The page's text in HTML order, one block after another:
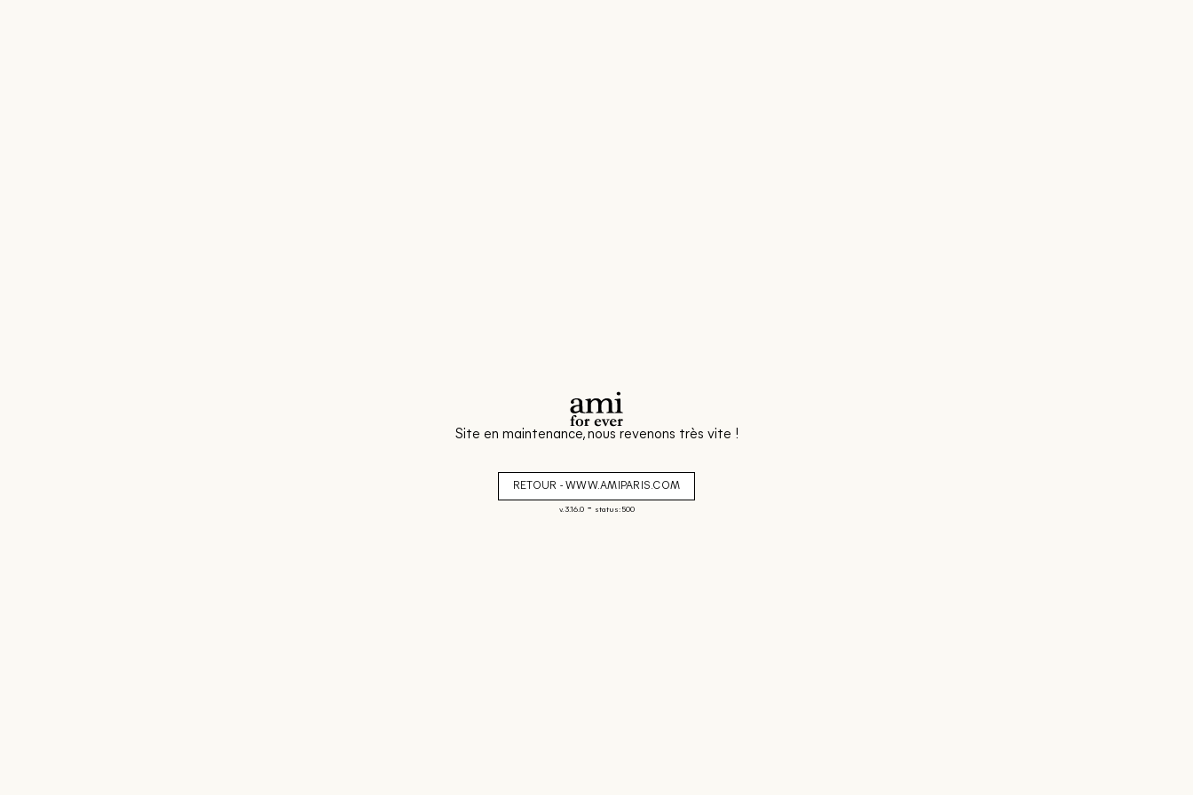
Site en maintenance, nous revenons très vite !
RETOUR - WWW.AMIPARIS.COM
v. 3.16.0- status: 500